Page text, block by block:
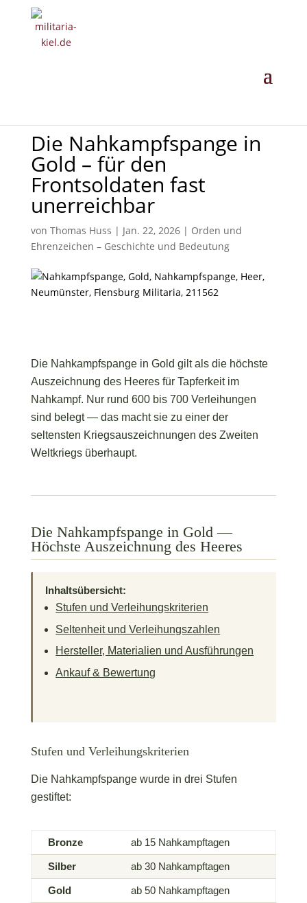
Die Nahkampfspange in
Gold – für den
Frontsoldaten fast
unerreichbar
von Thomas Huss | Jan. 22, 2026| Orden und
Ehrenzeichen – Geschichte und Bedeutung
Die Nahkampfspange in Gold gilt als die höchste
Auszeichnung des Heeres für Tapferkeit im
Nahkampf. Nur rund 600 bis 700 Verleihungen
sind belegt — das macht sie zu einer der
seltensten Kriegsauszeichnungen des Zweiten
Weltkriegs überhaupt.
Die Nahkampfspange in Gold —
Höchste Auszeichnung des Heeres
Inhaltsübersicht:
Stufen und Verleihungskriterien
Seltenheit und Verleihungszahlen
Hersteller, Materialien und Ausführungen
Ankauf & Bewertung
Stufen und Verleihungskriterien
Die Nahkampfspange wurde in drei Stufen
gestiftet:
Bronze ab 15 Nahkampftagen
Silber ab 30 Nahkampftagen
Gold ab 50 Nahkampftagen